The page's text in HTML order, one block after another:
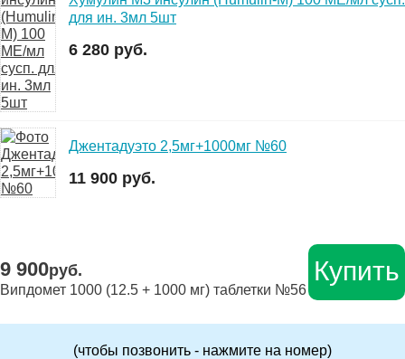
для ин. 3мл 5шт
6 280 руб.
Джентадуэто 2,5мг+1000мг №60
11 900 руб.
9 900руб.
Випдомет 1000 (12.5 + 1000 мг) таблетки №56
Купить
(чтобы позвонить - нажмите на номер)